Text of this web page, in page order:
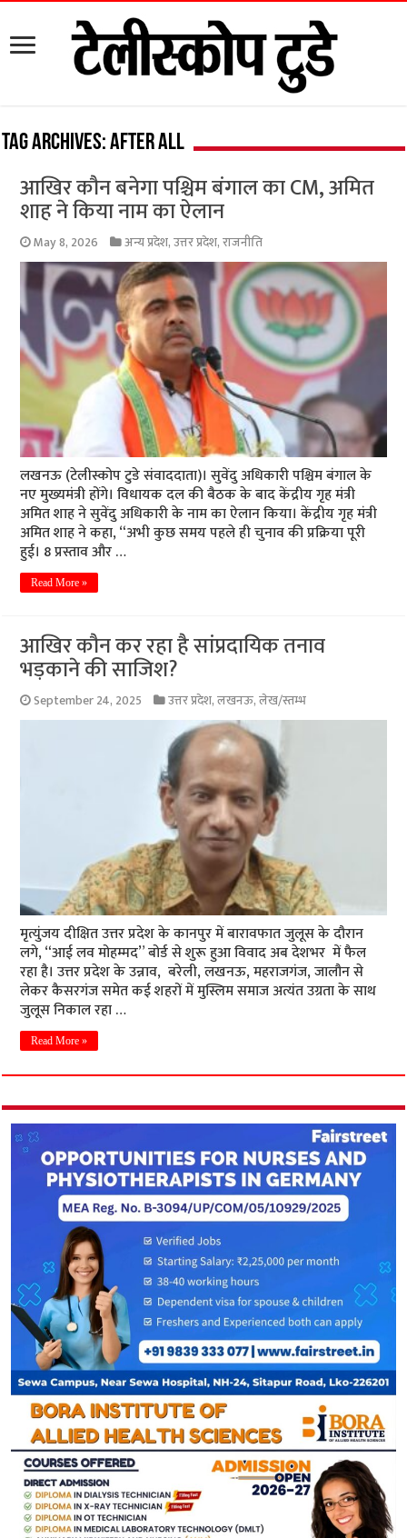
Tag Archives:After all
आखिर कौन बनेगा पश्चिम बंगाल का CM, अमित
शाह ने किया नाम का ऐलान
May 8, 2026 अन्य प्रदेश,उत्तर प्रदेश,राजनीति
लखनऊ (टेलीस्कोप टुडे संवाददाता)। सुवेंदु अधिकारी पश्चिम बंगाल के
नए मुख्यमंत्री होंगे। विधायक दल की बैठक के बाद केंद्रीय गृह मंत्री
अमित शाह ने सुवेंदु अधिकारी के नाम का ऐलान किया। केंद्रीय गृह मंत्री
अमित शाह ने कहा, “अभी कुछ समय पहले ही चुनाव की प्रक्रिया पूरी
हुई। 8 प्रस्ताव और …
Read More »
आखिर कौन कर रहा है सांप्रदायिक तनाव
भड़काने की साजिश?
September 24, 2025 उत्तर प्रदेश,लखनऊ,लेख/स्तम्भ
मृत्युंजय दीक्षित उत्तर प्रदेश के कानपुर में बारावफात जुलूस के दौरान
लगे, “आई लव मोहम्मद” बोर्ड से शुरू हुआ विवाद अब देशभर में फैल
रहा है। उत्तर प्रदेश के उन्नाव, बरेली, लखनऊ, महराजगंज, जालौन से
लेकर कैसरगंज समेत कई शहरों में मुस्लिम समाज अत्यंत उग्रता के साथ
जुलूस निकाल रहा …
Read More »